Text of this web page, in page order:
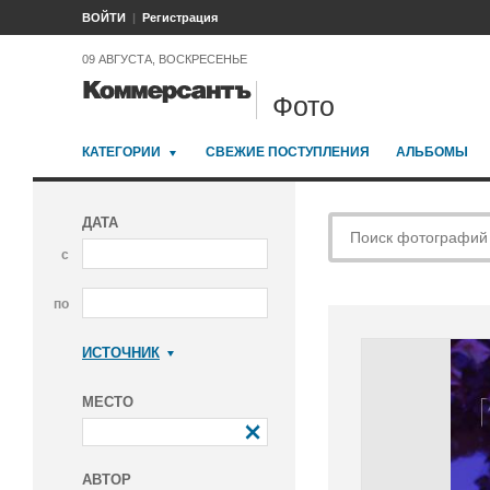
ВОЙТИ Регистрация
09 АВГУСТА, ВОСКРЕСЕНЬЕ
Фото
КАТЕГОРИИ СВЕЖИЕ ПОСТУПЛЕНИЯ АЛЬБОМЫ
ДАТА
с
по
ИСТОЧНИК
МЕСТО
АВТОР